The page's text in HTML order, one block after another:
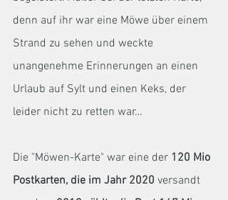
denn auf ihr war eine Möwe über einem
Strand zu sehen und weckte
unangenehme Erinnerungen an einen
Urlaub auf Sylt und einen Keks, der
leider nicht zu retten war…
Die "Möwen-Karte" war eine der 120 Mio
Postkarten, die im Jahr 2020 versandt